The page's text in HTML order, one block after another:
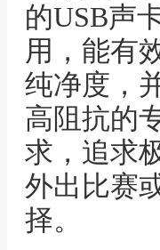
的USB声
用，能有
纯净度，
高阻抗的
求，追求
外出比赛
择。